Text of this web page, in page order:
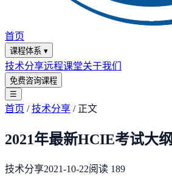
首页
课程体系 ▾
技术分享远程课堂关于我们
免费咨询课程
☰
首页 /技术分享 / 正文
2021年最新HCIE考试大纲
技术分享2021-10-22阅读 189